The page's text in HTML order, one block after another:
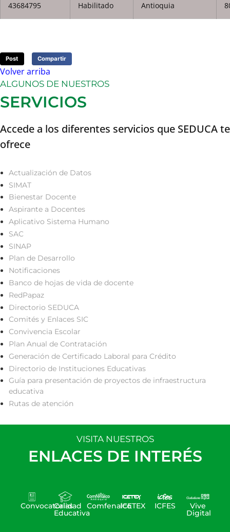
43684795 Habilitado Antioquia
Post Compartir
Volver arriba
ALGUNOS DE NUESTROS
SERVICIOS
Accede a los diferentes servicios que SEDUCA te
ofrece
Actualización de Datos
SIMAT
Bienestar Docente
Aspirante a Docentes
Aplicativo Sistema Humano
SAC
SINAP
Plan de Desarrollo
Notificaciones
Banco de hojas de vida de docente
RedPapaz
Directorio SEDUCA
Comités y Enlaces SIC
Convivencia Escolar
Plan Anual de Contratación
Generación de Certificado Laboral para Crédito
Directorio de Instituciones Educativas
Guía para presentación de proyectos de infraestructura
educativa
Rutas de atención
VISITA NUESTROS
ENLACES DE INTERÉS
Convocatorias
Calidad
Educativa
ComfenalcoICETEX ICFES Vive
Digital